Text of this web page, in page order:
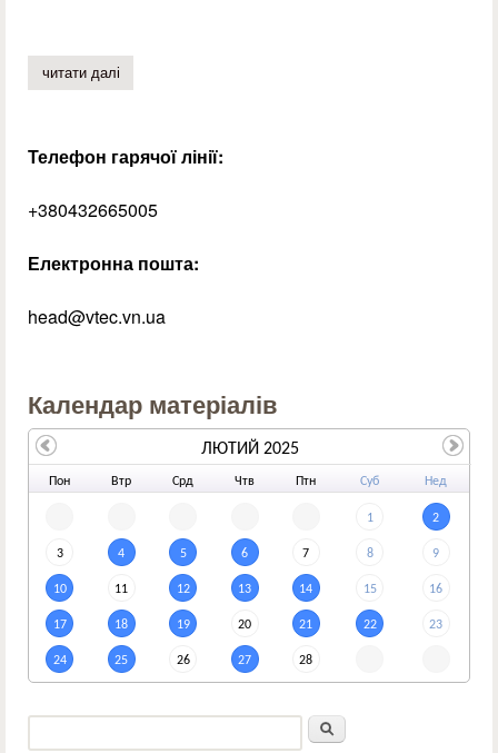
читати далі
Телефон гарячої лінії:
+380432665005
Електронна пошта:
head@vtec.vn.ua
Календар матеріалів
Пон Втр Срд Чтв Птн Суб Нед
1 2
3 4 5 6 7 8 9
10 11 12 13 14 15 16
17 18 19 20 21 22 23
24 25 26 27 28
ЛЮТИЙ 2025